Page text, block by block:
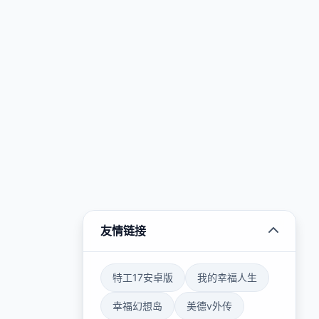
友情链接
特工17安卓版 我的幸福人生
幸福幻想岛 美德v外传